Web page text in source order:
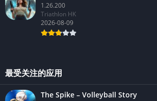
1.26.200
Triathlon HK
2026-08-09
最受关注的应用
The Spike – Volleyball Story